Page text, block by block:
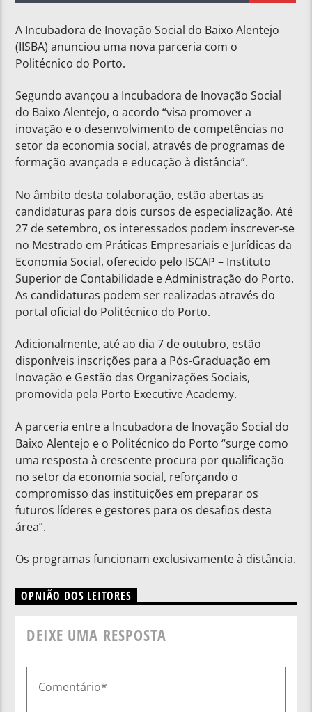
A Incubadora de Inovação Social do Baixo Alentejo
(IISBA) anunciou uma nova parceria com o
Politécnico do Porto.
Segundo avançou a Incubadora de Inovação Social
do Baixo Alentejo, o acordo “visa promover a
inovação e o desenvolvimento de competências no
setor da economia social, através de programas de
formação avançada e educação à distância”.
No âmbito desta colaboração, estão abertas as
candidaturas para dois cursos de especialização. Até
27 de setembro, os interessados podem inscrever-se
no Mestrado em Práticas Empresariais e Jurídicas da
Economia Social, oferecido pelo ISCAP – Instituto
Superior de Contabilidade e Administração do Porto.
As candidaturas podem ser realizadas através do
portal oficial do Politécnico do Porto.
Adicionalmente, até ao dia 7 de outubro, estão
disponíveis inscrições para a Pós-Graduação em
Inovação e Gestão das Organizações Sociais,
promovida pela Porto Executive Academy.
A parceria entre a Incubadora de Inovação Social do
Baixo Alentejo e o Politécnico do Porto “surge como
uma resposta à crescente procura por qualificação
no setor da economia social, reforçando o
compromisso das instituições em preparar os
futuros líderes e gestores para os desafios desta
área”.
Os programas funcionam exclusivamente à distância.
OPNIÃO DOS LEITORES
DEIXE UMA RESPOSTA